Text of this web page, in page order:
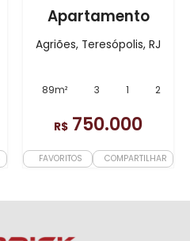
Apartamento
Agriões, Teresópolis, RJ
89m² 3 1 2
R$ 750.000
FAVORITOS COMPARTILHAR